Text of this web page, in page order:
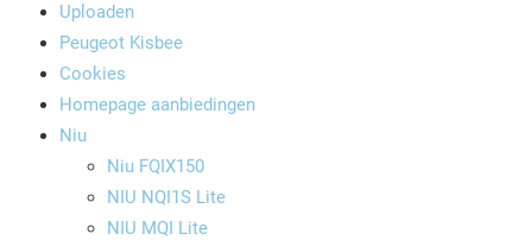
Uploaden
Peugeot Kisbee
Cookies
Homepage aanbiedingen
Niu
Niu FQIX150
NIU NQI1S Lite
NIU MQI Lite